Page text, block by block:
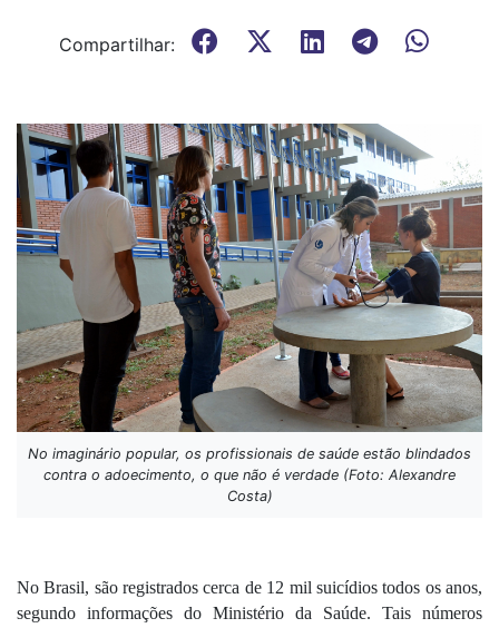
Compartilhar:
No imaginário popular, os profissionais de saúde estão blindados
contra o adoecimento, o que não é verdade (Foto: Alexandre
Costa)
No Brasil, são registrados cerca de 12 mil suicídios todos os anos,
segundo informações do Ministério da Saúde. Tais números